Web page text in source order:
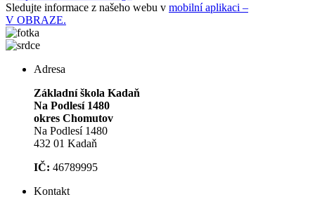
Sledujte informace z našeho webu v mobilní aplikaci –
V OBRAZE.
Adresa
Základní škola Kadaň
Na Podlesí 1480
okres Chomutov
Na Podlesí 1480
432 01 Kadaň
IČ: 46789995
Kontakt